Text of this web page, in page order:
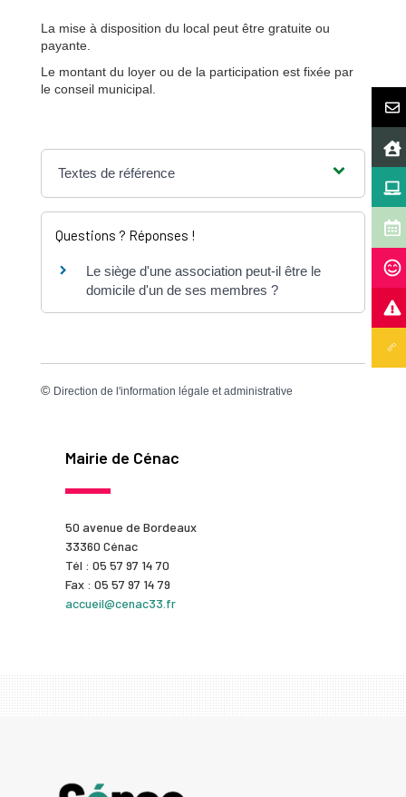
La mise à disposition du local peut être gratuite ou
payante.
Le montant du loyer ou de la participation est fixée par
le conseil municipal.
Textes de référence
Questions ? Réponses !
Le siège d'une association peut-il être le
domicile d'un de ses membres ?
© Direction de l'information légale et administrative
Mairie de Cénac
50 avenue de Bordeaux
33360 Cénac
Tél : 05 57 97 14 70
Fax : 05 57 97 14 79
accueil@cenac33.fr